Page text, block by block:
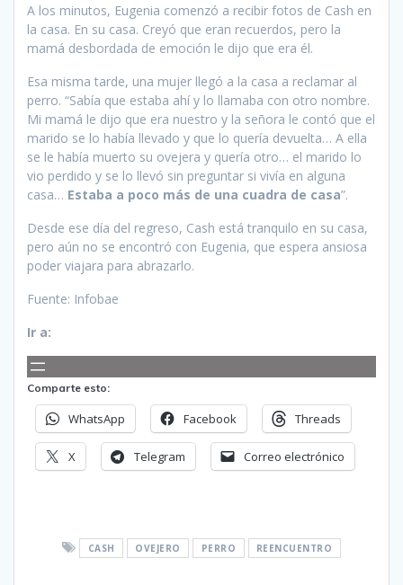
A los minutos, Eugenia comenzó a recibir fotos de Cash en
la casa. En su casa. Creyó que eran recuerdos, pero la
mamá desbordada de emoción le dijo que era él.
Esa misma tarde, una mujer llegó a la casa a reclamar al
perro. “Sabía que estaba ahí y lo llamaba con otro nombre.
Mi mamá le dijo que era nuestro y la señora le contó que el
marido se lo había llevado y que lo quería devuelta… A ella
se le había muerto su ovejera y quería otro… el marido lo
vio perdido y se lo llevó sin preguntar si vivía en alguna
casa… Estaba a poco más de una cuadra de casa”.
Desde ese día del regreso, Cash está tranquilo en su casa,
pero aún no se encontró con Eugenia, que espera ansiosa
poder viajara para abrazarlo.
Fuente: Infobae
Ir a:
Comparte esto:
WhatsApp Facebook Threads
X Telegram Correo electrónico
CASH OVEJERO PERRO REENCUENTRO